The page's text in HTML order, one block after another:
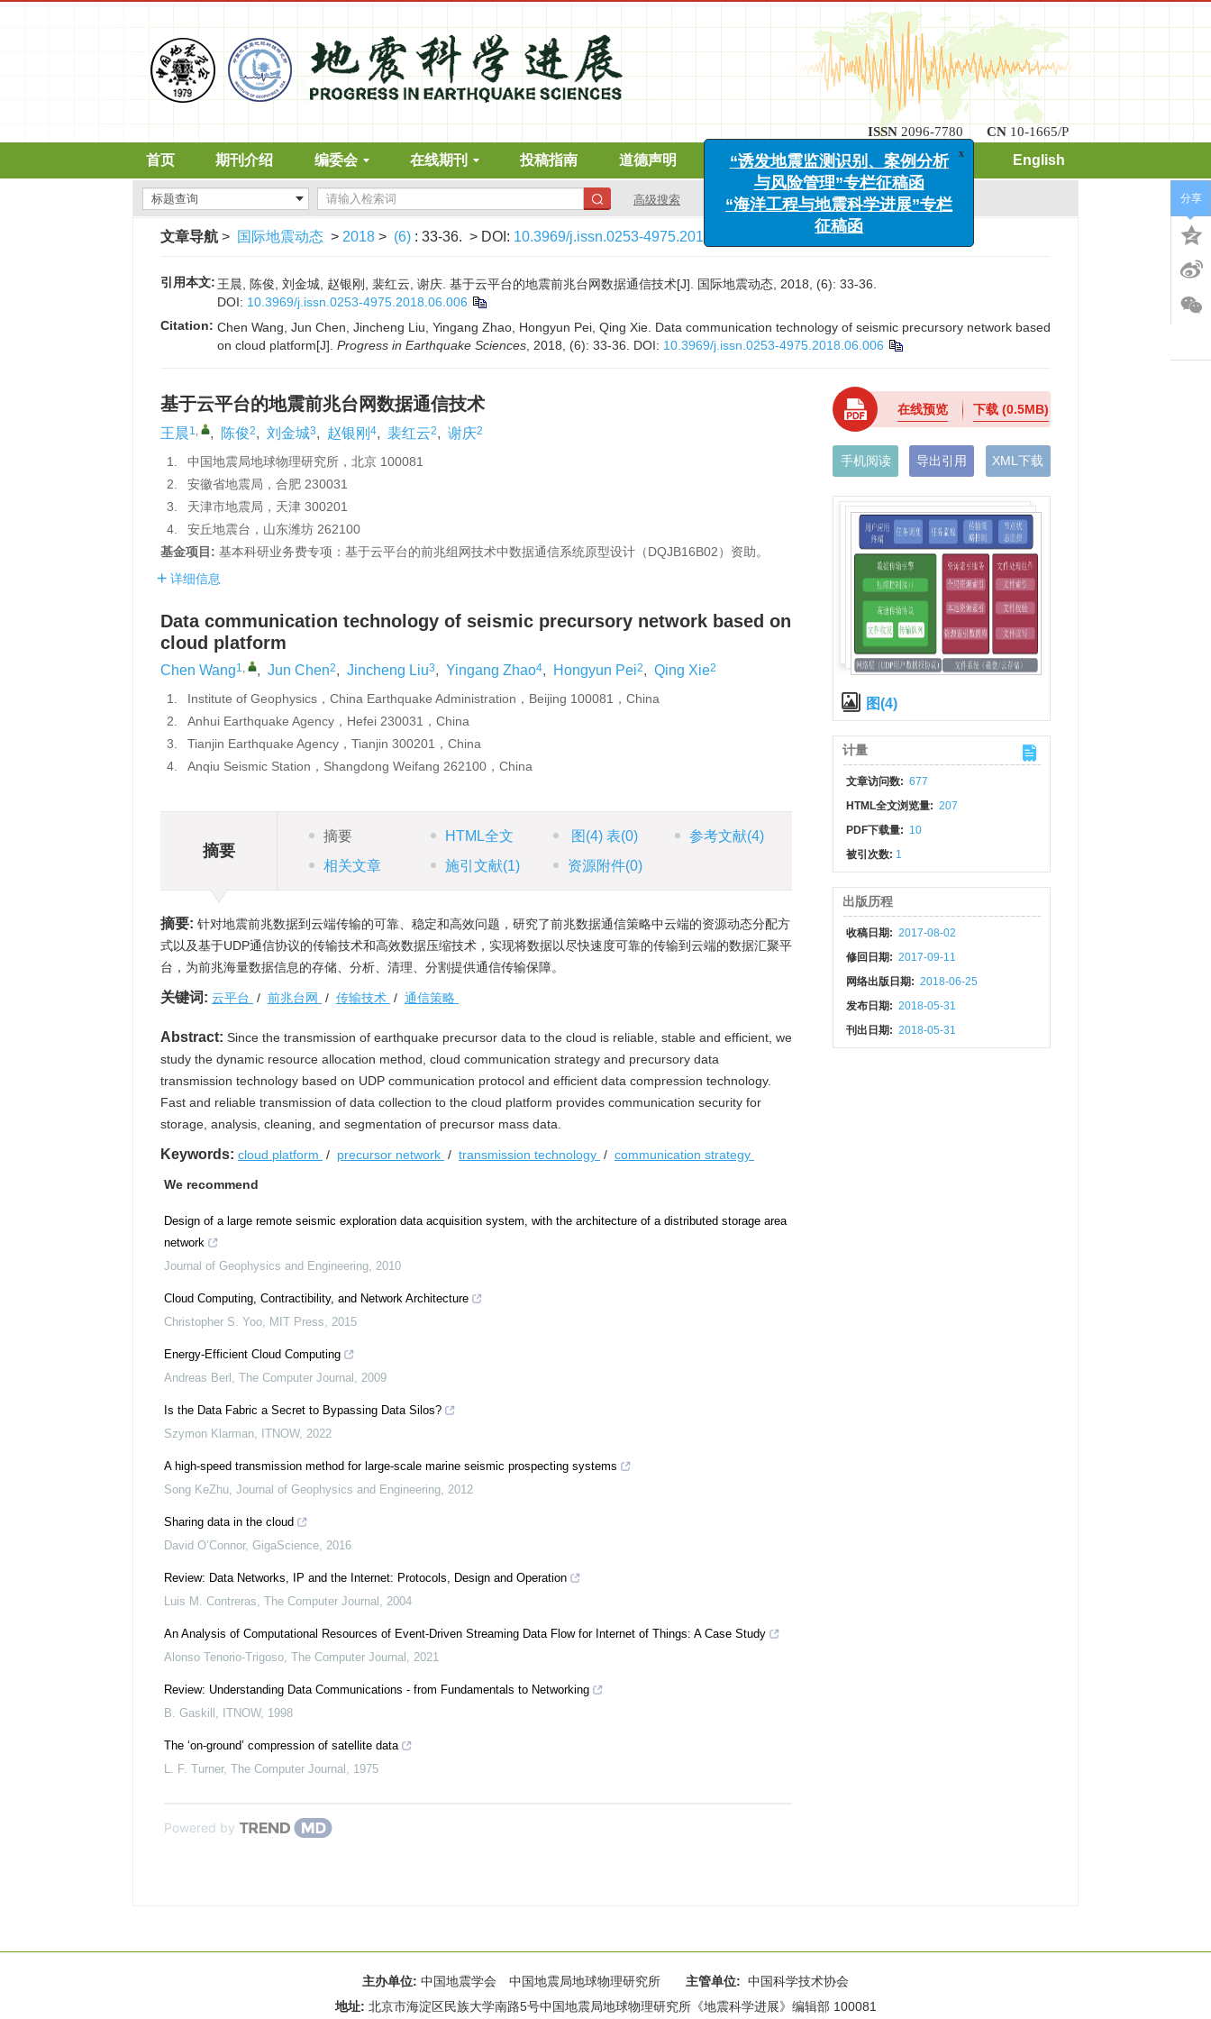
ISSN 2096-7780 CN 10-1665/P
首页 期刊介绍 编委会 在线期刊 投稿指南 道德声明 下载中心 期刊订阅 联系我们 English
高级搜索
文章导航 > 国际地震动态 > 2018 > (6) : 33-36. > DOI: 10.3969/j.issn.0253-4975.2018.06.006
引用本文: 王晨, 陈俊, 刘金城, 赵银刚, 裴红云, 谢庆. 基于云平台的地震前兆台网数据通信技术[J]. 国际地震动态, 2018, (6): 33-36.
DOI: 10.3969/j.issn.0253-4975.2018.06.006
Citation: Chen Wang, Jun Chen, Jincheng Liu, Yingang Zhao, Hongyun Pei, Qing Xie. Data communication technology of seismic precursory network based
on cloud platform[J]. Progress in Earthquake Sciences , 2018, (6): 33-36. DOI: 10.3969/j.issn.0253-4975.2018.06.006
基于云平台的地震前兆台网数据通信技术
王晨1, , 陈俊2, 刘金城3, 赵银刚 4, 裴红云2, 谢庆2
1.
中国地震局地球物理研究所，北京 100081
2.
安徽省地震局，合肥 230031
3.
天津市地震局，天津 300201
4.
安丘地震台，山东潍坊 262100
基金项目: 基本科研业务费专项：基于云平台的前兆组网技术中数据通信系统原型设计（DQJB16B02）资助。
详细信息
Data communication technology of seismic precursory network based on
cloud platform
Chen Wang1, , Jun Chen2, Jincheng Liu3, Yingang Zhao4, Hongyun Pei2, Qing Xie2
1.
Institute of Geophysics，China Earthquake Administration，Beijing 100081，China
2.
Anhui Earthquake Agency，Hefei 230031，China
3.
Tianjin Earthquake Agency，Tianjin 300201，China
4.
Anqiu Seismic Station，Shangdong Weifang 262100，China
摘要
摘要 HTML全文 图 (4)表(0) 参考文献(4)
相关文章
施引文献(1) 资源附件(0)
摘要: 针对地震前兆数据到云端传输的可靠、稳定和高效问题，研究了前兆数据通信策略中云端的资源动态分配方
式以及基于UDP通信协议的传输技术和高效数据压缩技术，实现将数据以尽快速度可靠的传输到云端的数据汇聚平
台，为前兆海量数据信息的存储、分析、清理、分割提供通信传输保障。
关键词: 云平台 / 前兆台网 / 传输技术 / 通信策略
Abstract: Since the transmission of earthquake precursor data to the cloud is reliable, stable and efficient, we
study the dynamic resource allocation method, cloud communication strategy and precursory data
transmission technology based on UDP communication protocol and efficient data compression technology.
Fast and reliable transmission of data collection to the cloud platform provides communication security for
storage, analysis, cleaning, and segmentation of precursor mass data.
Keywords: cloud platform / precursor network / transmission technology / communication strategy
We recommend
Design of a large remote seismic exploration data acquisition system, with the architecture of a distributed storage area
network
Journal of Geophysics and Engineering, 2010
Cloud Computing, Contractibility, and Network Architecture
Christopher S. Yoo, MIT Press, 2015
Energy-Efficient Cloud Computing
Andreas Berl , The Computer Journal , 2009
Is the Data Fabric a Secret to Bypassing Data Silos?
Szymon Klarman, ITNOW, 2022
A high-speed transmission method for large-scale marine seismic prospecting systems
Song KeZhu, Journal of Geophysics and Engineering, 2012
Sharing data in the cloud
David O’Connor, GigaScience, 2016
Review: Data Networks, IP and the Internet: Protocols, Design and Operation
Luis M. Contreras, The Computer Journal , 2004
An Analysis of Computational Resources of Event-Driven Streaming Data Flow for Internet of Things: A Case Study
Alonso Tenorio-Trigoso, The Computer Journal , 2021
Review: Understanding Data Communications - from Fundamentals to Networking
B. Gaskill , ITNOW, 1998
The ‘on-ground’ compression of satellite data
L. F. Turner, The Computer Journal , 1975
Powered by
在线预览 下载(0.5MB)
手机阅读 导出引用 XML下载
图(4)
计量
文章访问数: 677
HTML全文浏览量: 207
PDF下载量: 10
被引次数: 1
出版历程
收稿日期: 2017-08-02
修回日期: 2017-09-11
网络出版日期: 2018-06-25
发布日期: 2018-05-31
刊出日期: 2018-05-31
分享
主办单位: 中国地震学会 中国地震局地球物理研究所 主管单位: 中国科学技术协会
地址: 北京市海淀区民族大学南路5号中国地震局地球物理研究所《地震科学进展》编辑部 100081
“诱发地震监测识别、案例分析
与风险管理”专栏征稿函
“海洋工程与地震科学进展”专栏
征稿函